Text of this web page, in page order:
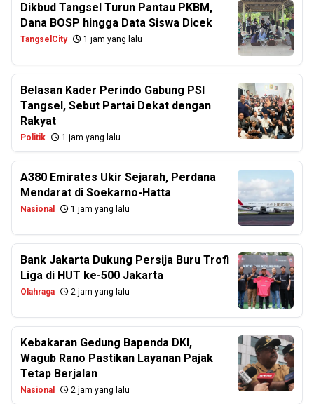
Dikbud Tangsel Turun Pantau PKBM,
Dana BOSP hingga Data Siswa Dicek
TangselCity 1 jam yang lalu
Belasan Kader Perindo Gabung PSI
Tangsel, Sebut Partai Dekat dengan
Rakyat
Politik 1 jam yang lalu
A380 Emirates Ukir Sejarah, Perdana
Mendarat di Soekarno-Hatta
Nasional 1 jam yang lalu
Bank Jakarta Dukung Persija Buru Trofi
Liga di HUT ke-500 Jakarta
Olahraga 2 jam yang lalu
Kebakaran Gedung Bapenda DKI,
Wagub Rano Pastikan Layanan Pajak
Tetap Berjalan
Nasional 2 jam yang lalu